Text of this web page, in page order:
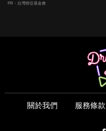
PR・台灣癌症基金會
關於我們 服務條款